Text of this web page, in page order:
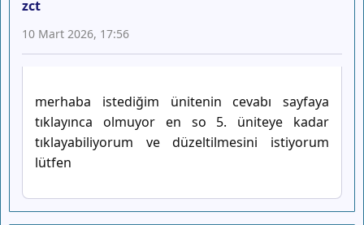
zct
10 Mart 2026, 17:56
merhaba istediğim ünitenin cevabı sayfaya
tıklayınca olmuyor en so 5. üniteye kadar
tıklayabiliyorum ve düzeltilmesini istiyorum
lütfen